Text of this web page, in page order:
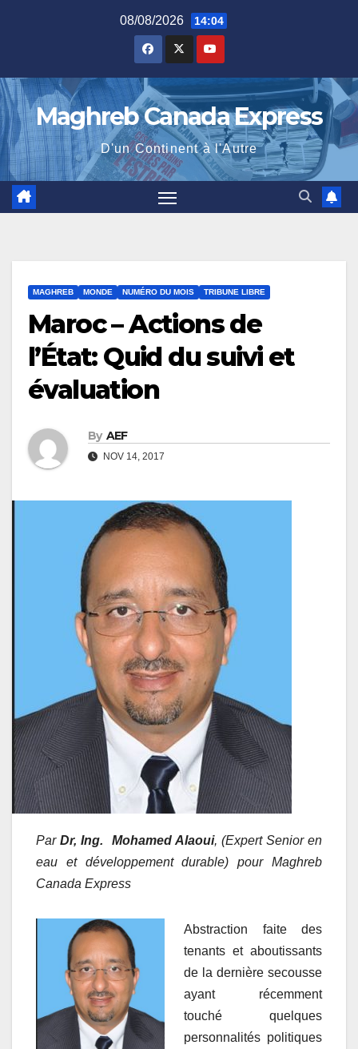
08/08/2026 14:04
Maghreb Canada Express
D'un Continent à l'Autre
MAGHREB MONDE NUMÉRO DU MOIS TRIBUNE LIBRE
Maroc – Actions de
l’État: Quid du suivi et
évaluation
By AEF
NOV 14, 2017
ParDr, Ing. Mohamed Alaoui, (Expert Senior en
eau et développement durable) pour Maghreb
Canada Express
Abstraction faite des
tenants et aboutissants
de la dernière secousse
ayant récemment
touché quelques
personnalités politiques